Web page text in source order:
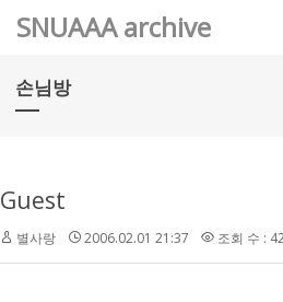
SNUAAA archive
손님방
Guest
별사랑 2006.02.01 21:37 조회 수 :